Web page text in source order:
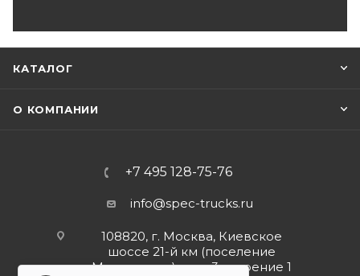
КАТАЛОГ
О КОМПАНИИ
+7 495 128-75-76
info@spec-trucks.ru
108820, г. Москва, Киевское
шоссе 21-й км (поселение
Мосрентген), дом 3 строение 1